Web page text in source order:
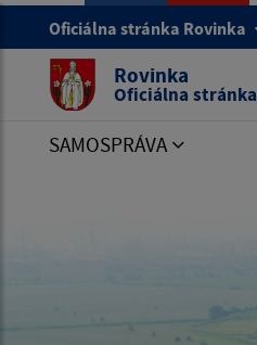
Oficiálna stránka Rovinka
Rovinka
Oficiálna stránka
SAMOSPRÁVA